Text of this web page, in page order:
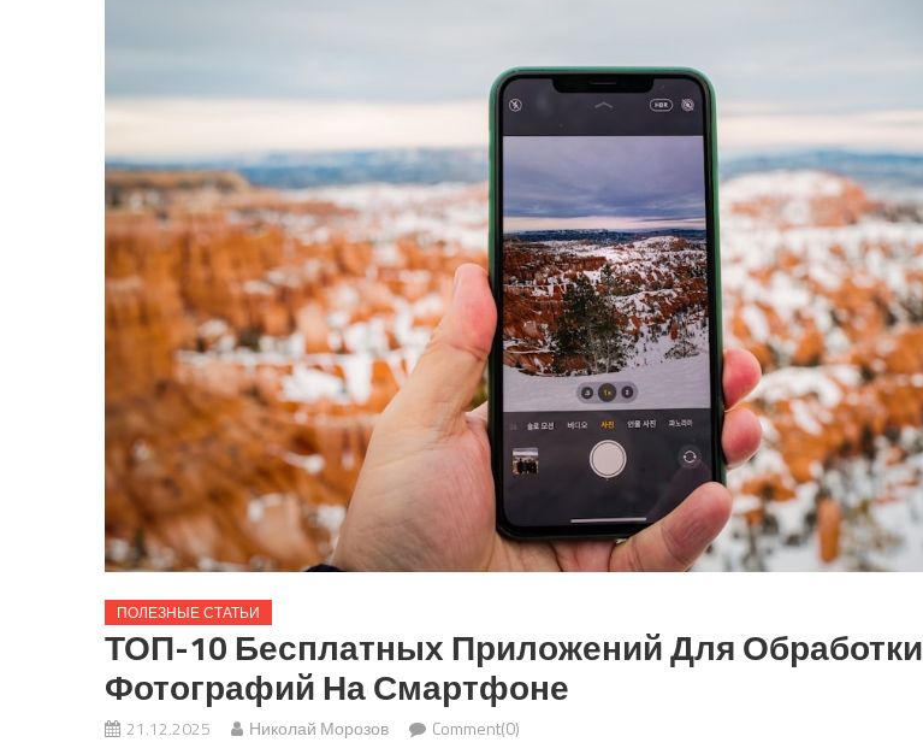
ПОЛЕЗНЫЕ СТАТЬИ
ТОП-10 Бесплатных Приложений Для Обработки
Фотографий На Смартфоне
21.12.2025 Николай Морозов Comment(0)